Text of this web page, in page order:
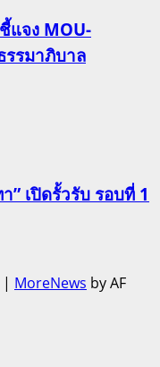
แจง MOU-
รมาภิบาล
” เปิดรั้วรับ รอบที่ 1
| MoreNews by AF